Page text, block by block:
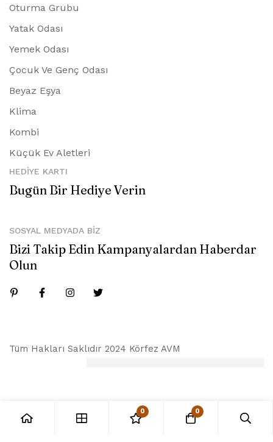
Oturma Grubu
Yatak Odası
Yemek Odası
Çocuk Ve Genç Odası
Beyaz Eşya
Klima
Kombi
Küçük Ev Aletleri
HEDIYE KARTI
Bugün Bir Hediye Verin
SOSYAL MEDYADA BIZ
Bizi Takip Edin Kampanyalardan Haberdar
Olun
Tüm Hakları Saklıdır 2024 Körfez AVM
0 0